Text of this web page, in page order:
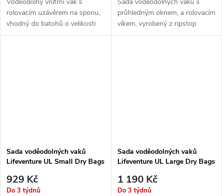
Voděodolný vnitřní vak s
rolovacím uzávěrem na sponu,
vhodný do batohů o velikosti
55 - 70 litrů.
Sada voděodolných vaků s
průhledným oknem, a rolovacím
víkem, vyrobený z ripstop
tkaniny s hrubostí 70D.
Sada voděodolných vaků
Lifeventure UL Small Dry Bags
929 Kč
Do 3 týdnů
Sada voděodolných vaků
Lifeventure UL Large Dry Bags
1 190 Kč
Do 3 týdnů